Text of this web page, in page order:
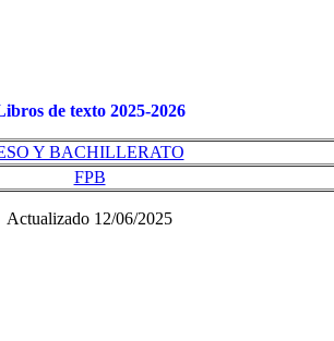
de texto 2025-2026
Y BACHILLERATO
FPB
Actualizado 12/06/2025